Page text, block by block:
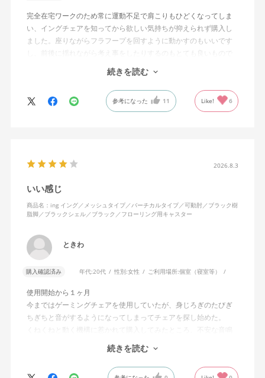
完全在宅ワークのため常に運動不足で肩こりもひどくなってしま
い、イングチェアを知ってから欲しい気持ちが抑えられず購入し
ました。座りながらフラフープを回すように動かすのもいいです
し、前後に揺れながら考え事をしたりするのもとても良いもので
す。カチャカチャ音が鳴るわけではないのですが、オフィスで揺
れてばっかだと怒られそうですが、自宅なら何も気にせずに使え
特に前後に揺らす時にヘッドレストありで購入して良かったと思
えます。揺れを止める機能もちゃんとあります。
続きを読む
参考になった 11 Like! 6
2026.8.3
いい感じ
商品名：ing イング／メッシュタイプ／バーチカルタイプ／可動肘／ブラック樹
脂脚／ブラックシェル／ブラック／フローリング用キャスター
ときわ
購入確認済み 年代:20代 性別:女性 ご利用場所:個室（寝室等）
使用開始から１ヶ月
今まではゲーミングチェアを使用していたが、身じろぎのたびぎ
ちぎちと音がするようになってしまってチェアを探し始めた。
くねくねと動く機構に惹かれて購入してみたところ、不安な音鳴
りは無くなった！但し座る時と立つ時はカッチョンと音がする。
これは座っていない時に椅子が倒れないように立ち上がると水平
に保つ機構があるようだ。
続きを読む